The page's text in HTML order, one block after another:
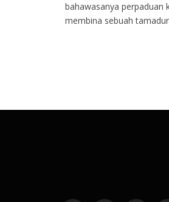
bahawasanya perpaduan
membina sebuah